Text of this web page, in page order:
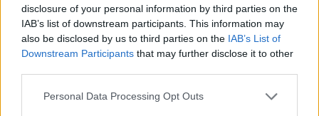
disclosure of your personal information by third parties on the
IAB’s list of downstream participants. This information may
also be disclosed by us to third parties on the IAB’s List of
Downstream Participants that may further disclose it to other
Please note that this website/app uses one or more Google
Personal Data Processing Opt Outs